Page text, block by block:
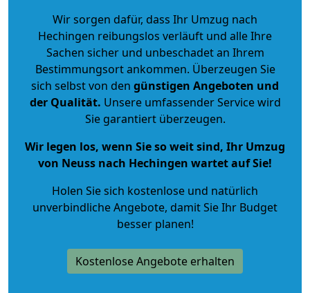
Wir sorgen dafür, dass Ihr Umzug nach
Hechingen reibungslos verläuft und alle Ihre
Sachen sicher und unbeschadet an Ihrem
Bestimmungsort ankommen. Überzeugen Sie
sich selbst von den günstigen Angeboten und
der Qualität. Unsere umfassender Service wird
Sie garantiert überzeugen.
Wir legen los, wenn Sie so weit sind, Ihr Umzug
von Neuss nach Hechingen wartet auf Sie!
Holen Sie sich kostenlose und natürlich
unverbindliche Angebote, damit Sie Ihr Budget
besser planen!
Kostenlose Angebote erhalten